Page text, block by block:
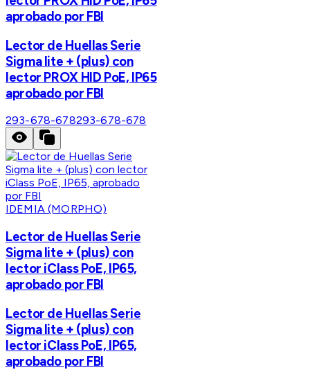
aprobado por FBI
Lector de Huellas Serie
Sigma lite + (plus) con
lector PROX HID PoE, IP65
aprobado por FBI
293-678-678293-678-678
IDEMIA (MORPHO)
Lector de Huellas Serie
Sigma lite + (plus) con
lector iClass PoE, IP65,
aprobado por FBI
Lector de Huellas Serie
Sigma lite + (plus) con
lector iClass PoE, IP65,
aprobado por FBI